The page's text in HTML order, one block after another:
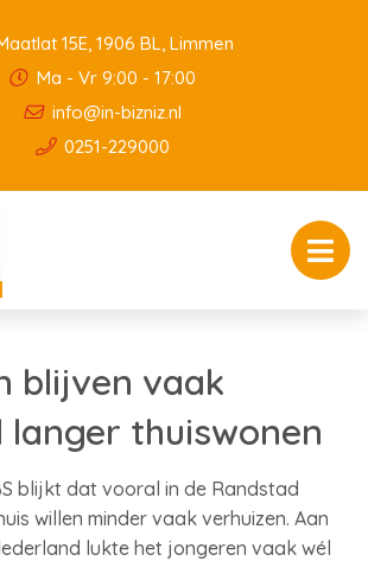
15E, 1906 BL, Limmen
Ma - Vr 9:00 - 17:00
info@in-bizniz.nl
0251-229000
blijven vaak
langer thuiswonen
blijkt dat vooral in de Randstad
willen minder vaak verhuizen. Aan
lukte het jongeren vaak wél